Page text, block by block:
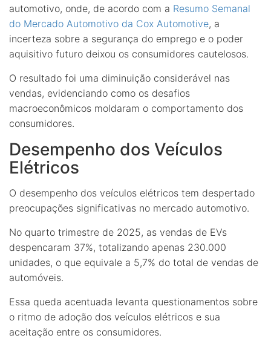
automotivo, onde, de acordo com a Resumo Semanal
do Mercado Automotivo da Cox Automotive, a
incerteza sobre a segurança do emprego e o poder
aquisitivo futuro deixou os consumidores cautelosos.
O resultado foi uma diminuição considerável nas
vendas, evidenciando como os desafios
macroeconômicos moldaram o comportamento dos
consumidores.
Desempenho dos Veículos
Elétricos
O desempenho dos veículos elétricos tem despertado
preocupações significativas no mercado automotivo.
No quarto trimestre de 2025, as vendas de EVs
despencaram 37%, totalizando apenas 230.000
unidades, o que equivale a 5,7% do total de vendas de
automóveis.
Essa queda acentuada levanta questionamentos sobre
o ritmo de adoção dos veículos elétricos e sua
aceitação entre os consumidores.